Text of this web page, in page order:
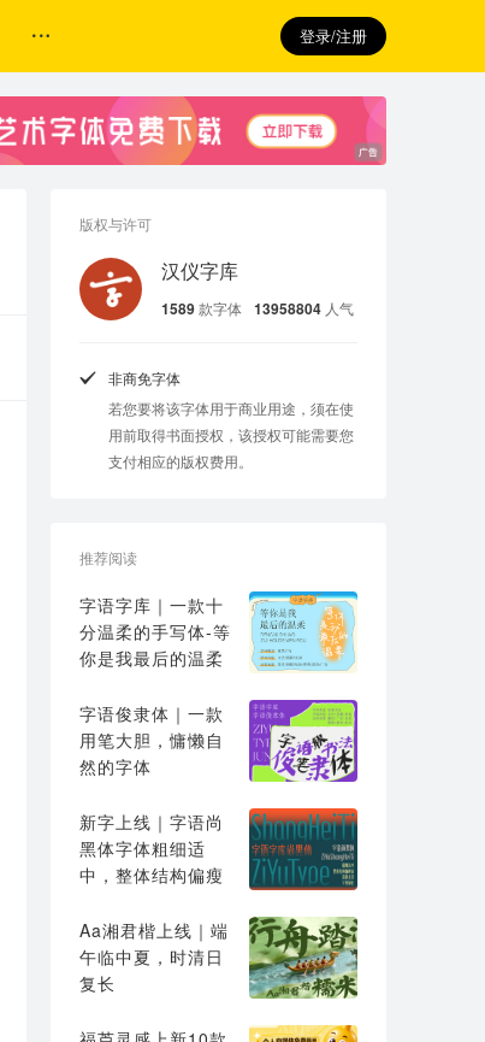
登录/注册
版权与许可
汉仪字库
1589款字体 13958804 人气
非商免字体
若您要将该字体用于商业用途，须在使
用前取得书面授权，该授权可能需要您
支付相应的版权费用。
推荐阅读
字语字库｜一款十
分温柔的手写体-等
你是我最后的温柔
字语俊隶体｜一款
用笔大胆，慵懒自
然的字体
新字上线｜字语尚
黑体字体粗细适
中，整体结构偏瘦
Aa湘君楷上线｜端
午临中夏，时清日
复长